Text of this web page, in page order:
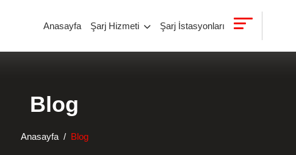
Anasayfa Şarj Hizmeti Şarj İstasyonları
Blog
Anasayfa Blog